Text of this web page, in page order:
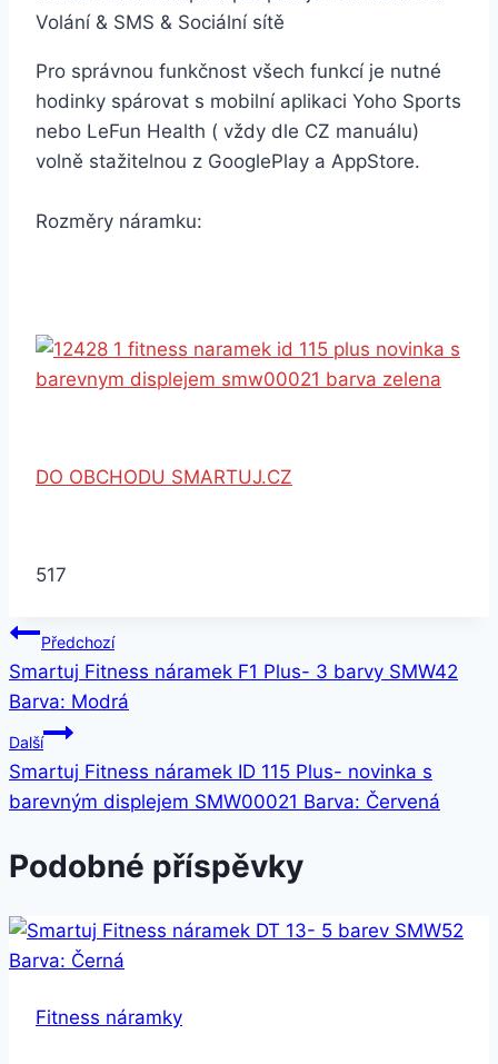
Volání & SMS & Sociální sítě
Pro správnou funkčnost všech funkcí je nutné
hodinky spárovat s mobilní aplikaci Yoho Sports
nebo LeFun Health ( vždy dle CZ manuálu)
volně stažitelnou z GooglePlay a AppStore.
Rozměry náramku:
DO OBCHODU SMARTUJ.CZ
517
Navigace
pro
příspěvek
Předchozí
Smartuj Fitness náramek F1 Plus- 3 barvy SMW42
Barva: Modrá
Další
Smartuj Fitness náramek ID 115 Plus- novinka s
barevným displejem SMW00021 Barva: Červená
Podobné příspěvky
Fitness náramky